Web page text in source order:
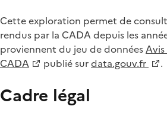
Cette exploration permet de
rendus par la CADA depuis les
proviennent du jeu de données
CADA
publié surdata.gouv.fr .
Cadre légal